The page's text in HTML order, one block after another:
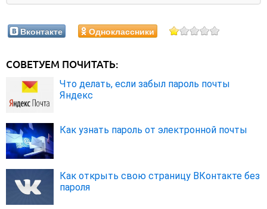
Вконтакте Одноклассники
СОВЕТУЕМ ПОЧИТАТЬ:
Что делать, если забыл пароль почты
Яндекс
Как узнать пароль от электронной почты
Как открыть свою страницу ВКонтакте без
пароля